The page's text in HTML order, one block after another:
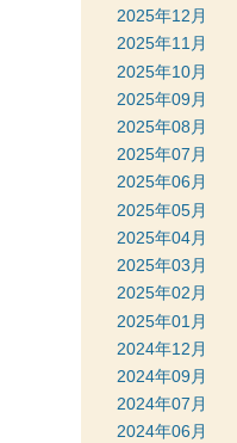
2025年12月
2025年11月
2025年10月
2025年09月
2025年08月
2025年07月
2025年06月
2025年05月
2025年04月
2025年03月
2025年02月
2025年01月
2024年12月
2024年09月
2024年07月
2024年06月